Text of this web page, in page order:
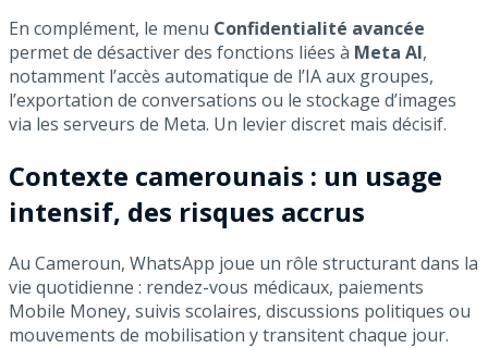
En complément, le menu Confidentialité avancée
permet de désactiver des fonctions liées à Meta AI,
notamment l’accès automatique de l’IA aux groupes,
l’exportation de conversations ou le stockage d’images
via les serveurs de Meta. Un levier discret mais décisif.
Contexte camerounais : un usage
intensif, des risques accrus
Au Cameroun, WhatsApp joue un rôle structurant dans la
vie quotidienne : rendez-vous médicaux, paiements
Mobile Money, suivis scolaires, discussions politiques ou
mouvements de mobilisation y transitent chaque jour.